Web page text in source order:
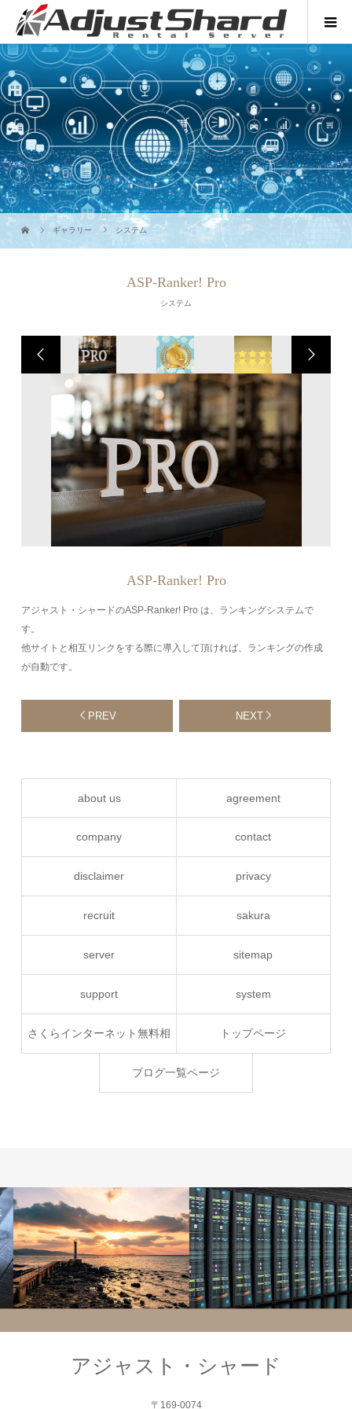
ギャラリー システム
ASP-Ranker! Pro
システム
ASP-Ranker! Pro
アジャスト・シャードのASP-Ranker! Pro は、ランキングシステムで
す。
他サイトと相互リンクをする際に導入して頂ければ、ランキングの作成
が自動です。
PREV NEXT
about us agreement
company contact
disclaimer privacy
recruit sakura
server sitemap
support system
さくらインターネット無料相 トップページ
ブログ一覧ページ
システム サーバー
アジャスト・シャード
〒169-0074